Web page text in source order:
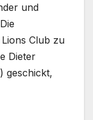
und
Club zu
Dieter
geschickt,